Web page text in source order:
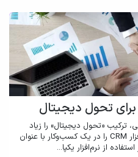
تحول دیجیتال
ترکیب «تحول دیجیتال» را زیاد
می‌شنوید. گاهی پیاده‌سازی یک نرم افزار CRM را در یک کسب‌وکار با عنوان
از نرم‌افزار یکپا...